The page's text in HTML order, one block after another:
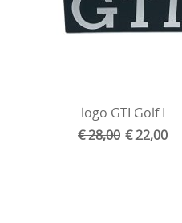
logo GTI Golf I
€ 28,00 € 22,00